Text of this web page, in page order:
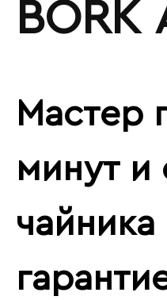
Мастер
минут и
чайника